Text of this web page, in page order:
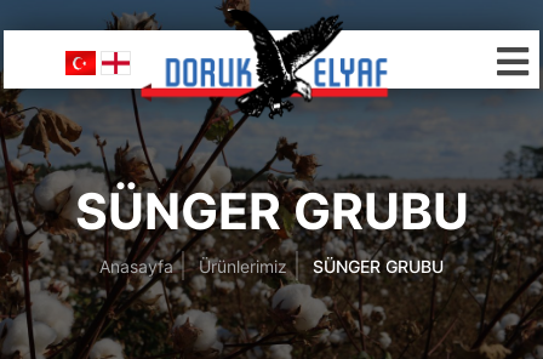
SÜNGER GRUBU
Anasayfa Ürünlerimiz SÜNGER GRUBU